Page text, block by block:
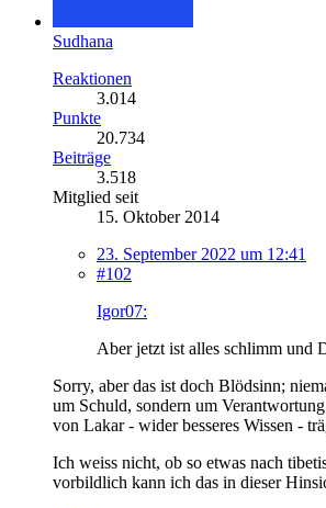
Sudhana
Reaktionen
3.014
Punkte
20.734
Beiträge
3.518
Mitglied seit
15. Oktober 2014
23. September 2022 um 12:41
#102
Igor07:
Aber jetzt ist alles schlimm und
Sorry, aber das ist doch Blödsinn;
um Schuld, sondern um
von Lakar - wider besseres Wissen -
Ich weiss nicht, ob so etwas nach
vorbildlich kann ich das in dieser